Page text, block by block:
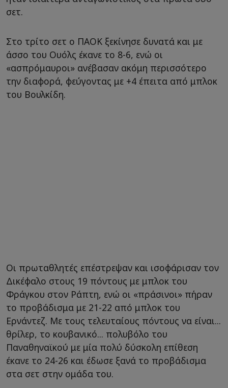
σετ.
Στο τρίτο σετ ο ΠΑΟΚ ξεκίνησε δυνατά και με
άσσο του Ουόλς έκανε το 8-6, ενώ οι
«ασπρόμαυροι» ανέβασαν ακόμη περισσότερο
την διαφορά, φεύγοντας με +4 έπειτα από μπλοκ
του Βουλκίδη.
Οι πρωταθλητές επέστρεψαν και ισοφάρισαν τον
Δικέφαλο στους 19 πόντους με μπλοκ του
Φράγκου στον Ράπτη, ενώ οι «πράσινοι» πήραν
το προβάδισμα με 21-22 από μπλοκ του
Ερνάντεζ. Με τους τελευταίους πόντους να είναι...
θρίλερ, το κουβανικό... πολυβόλο του
Παναθηναϊκού με μία πολύ δύσκολη επίθεση
έκανε το 24-26 και έδωσε ξανά το προβάδισμα
στα σετ στην ομάδα του.